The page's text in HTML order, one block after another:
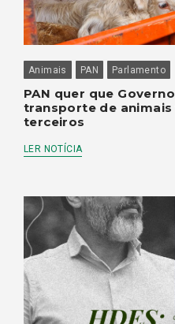
Animais PAN Parlamento
PAN quer que
transporte de animais
terceiros
LER NOTÍCIA